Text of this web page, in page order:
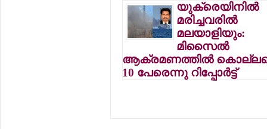
യുക്രെയിനില്‍
മരിച്ചവരില്‍
മലയാളിയും:
മിസൈല്‍
ആക്രമണത്തില്‍
10 പേരെന്നു റിപ്പോര്‍ട്ട്